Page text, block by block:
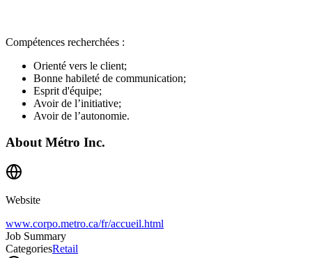
Compétences recherchées :
Orienté vers le client;
Bonne habileté de communication;
Esprit d'équipe;
Avoir de l’initiative;
Avoir de l’autonomie.
About Métro Inc.
Website
www.corpo.metro.ca/fr/accueil.html
Job Summary
CategoriesRetail